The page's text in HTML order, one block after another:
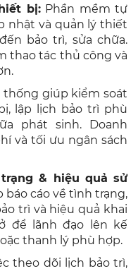
bị:Phần mềm tự
nhật và quản lý thiết
bảo trì, sửa chữa.
thao tác thủ công và
thống giúp kiểm soát
lập lịch bảo trì phù
phát sinh. Doanh
và tối ưu ngân sách
& hiệu quả sử
báo cáo về tình trạng,
trì và hiệu quả khai
để lãnh đạo lên kế
thanh lý phù hợp.
theo dõi lịch bảo trì,